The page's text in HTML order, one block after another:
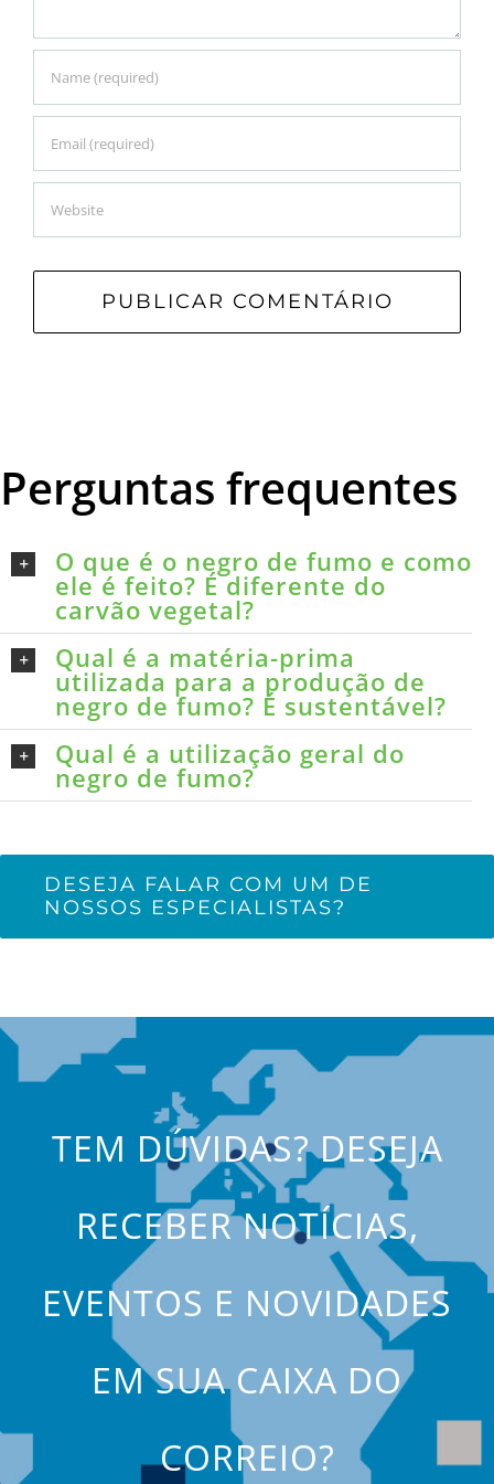
Perguntas frequentes
O que é o negro de fumo e como
ele é feito? É diferente do
carvão vegetal?
Qual é a matéria-prima
utilizada para a produção de
negro de fumo? É sustentável?
Qual é a utilização geral do
negro de fumo?
DESEJA FALAR COM UM DE
NOSSOS ESPECIALISTAS?
TEM DÚVIDAS? DESEJA
RECEBER NOTÍCIAS,
EVENTOS E NOVIDADES
EM SUA CAIXA DO
CORREIO?